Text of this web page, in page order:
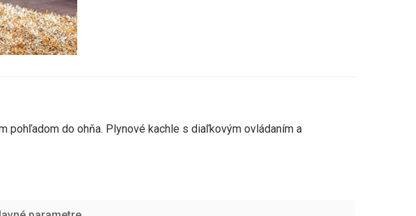
pohľadom do ohňa. Plynové kachle s diaľkovým ovládaním a